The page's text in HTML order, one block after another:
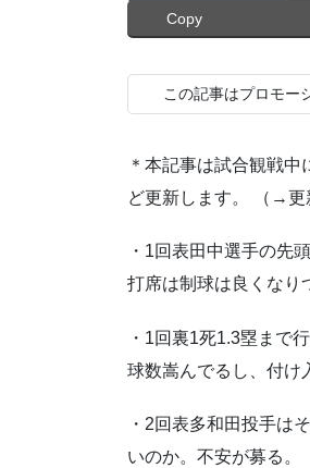
Copy
この記事はプロモー
＊本記事は試合観戦
ど更新します。 （→更
・1回表田中選手の先
打席は制球は良くなり
・1回裏1死1.3塁まで
球数嵩んでるし、付け
・2回表多和田投手は
いのか。不安が募る。